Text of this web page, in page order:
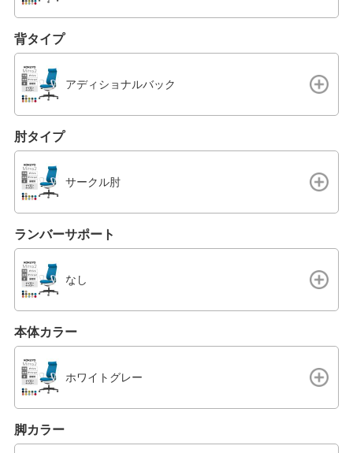
背タイプ
アディショナルバック
肘タイプ
サークル肘
ランバーサポート
なし
本体カラー
ホワイトグレー
脚カラー